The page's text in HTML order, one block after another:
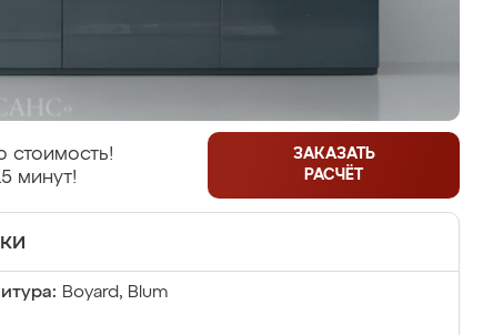
стоимость!
минут!
ЗАКАЗАТЬ
РАСЧЁТ
Boyard, Blum